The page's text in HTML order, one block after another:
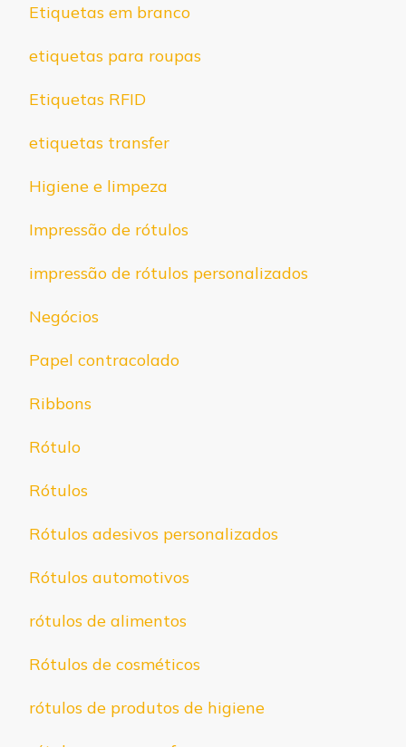
Etiquetas em branco
etiquetas para roupas
Etiquetas RFID
etiquetas transfer
Higiene e limpeza
Impressão de rótulos
impressão de rótulos personalizados
Negócios
Papel contracolado
Ribbons
Rótulo
Rótulos
Rótulos adesivos personalizados
Rótulos automotivos
rótulos de alimentos
Rótulos de cosméticos
rótulos de produtos de higiene